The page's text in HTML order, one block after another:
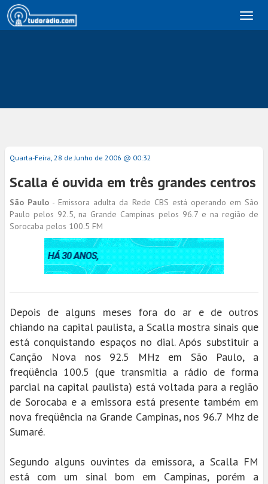
Quarta-Feira, 28 de Junho de 2006 @ 00:32
Scalla é ouvida em três grandes centros
São Paulo - Emissora adulta da Rede CBS está operando em São
Paulo pelos 92.5, na Grande Campinas pelos 96.7 e na região de
Sorocaba pelos 100.5 FM
Depois de alguns meses fora do ar e de outros
chiando na capital paulista, a Scalla mostra sinais que
está conquistando espaços no dial. Após substituir a
Canção Nova nos 92.5 MHz em São Paulo, a
freqüência 100.5 (que transmitia a rádio de forma
parcial na capital paulista) está voltada para a região
de Sorocaba e a emissora está presente também em
nova freqüência na Grande Campinas, nos 96.7 Mhz de
Sumaré.
Segundo alguns ouvintes da emissora, a Scalla FM
está com um sinal bom em Campinas, porém a